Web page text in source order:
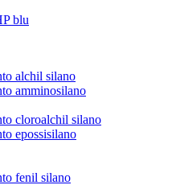
alchil silano
amminosilano
cloroalchil silano
epossisilano
fenil silano